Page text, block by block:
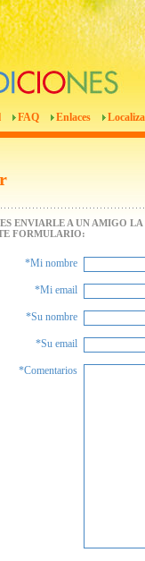
FAQ Enlaces
ENVIARLE A UN AMIGO
FORMULARIO:
*Mi nombre
*Mi email
*Su nombre
*Su email
*Comentarios